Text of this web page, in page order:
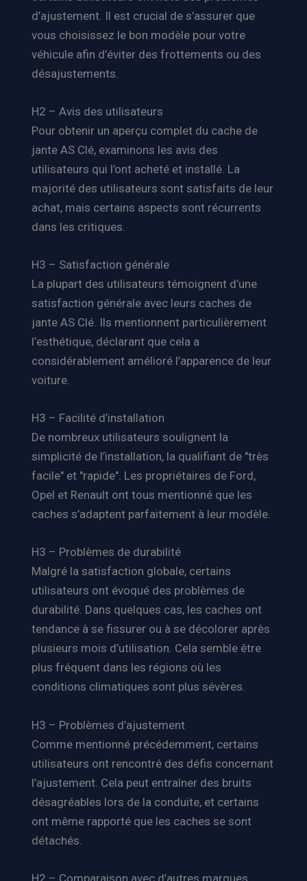
d’ajustement. Il est crucial de s’assurer que
vous choisissez le bon modèle pour votre
véhicule afin d’éviter des frottements ou des
désajustements.
H2 – Avis des utilisateurs
Pour obtenir un aperçu complet du cache de
jante AS Clé, examinons les avis des
utilisateurs qui l’ont acheté et installé. La
majorité des utilisateurs sont satisfaits de leur
achat, mais certains aspects sont récurrents
dans les critiques.
H3 – Satisfaction générale
La plupart des utilisateurs témoignent d’une
satisfaction générale avec leurs caches de
jante AS Clé. Ils mentionnent particulièrement
l’esthétique, déclarant que cela a
considérablement amélioré l’apparence de leur
voiture.
H3 – Facilité d’installation
De nombreux utilisateurs soulignent la
simplicité de l’installation, la qualifiant de "très
facile" et "rapide". Les propriétaires de Ford,
Opel et Renault ont tous mentionné que les
caches s’adaptent parfaitement à leur modèle.
H3 – Problèmes de durabilité
Malgré la satisfaction globale, certains
utilisateurs ont évoqué des problèmes de
durabilité. Dans quelques cas, les caches ont
tendance à se fissurer ou à se décolorer après
plusieurs mois d’utilisation. Cela semble être
plus fréquent dans les régions où les
conditions climatiques sont plus sévères.
H3 – Problèmes d’ajustement
Comme mentionné précédemment, certains
utilisateurs ont rencontré des défis concernant
l’ajustement. Cela peut entraîner des bruits
désagréables lors de la conduite, et certains
ont même rapporté que les caches se sont
détachés.
H2 – Comparaison avec d’autres marques